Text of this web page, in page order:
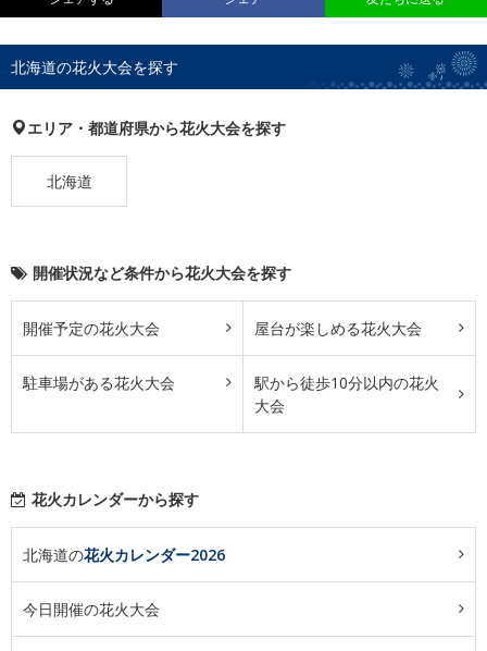
北海道の花火大会を探す
エリア・都道府県から花火大会を探す
北海道
開催状況など条件から花火大会を探す
開催予定の花火大会 屋台が楽しめる花火大会
駐車場がある花火大会
駅から徒歩10分以内の花火
大会
花火カレンダーから探す
北海道の花火カレンダー2026
今日開催の花火大会